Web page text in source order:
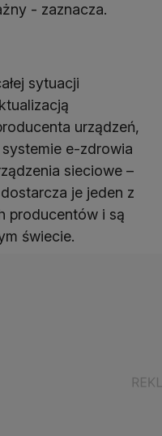
- zaznacza.
sytuacji
urządzeń,
e-zdrowia
sieciowe –
je jeden z
producentów i są
świecie.